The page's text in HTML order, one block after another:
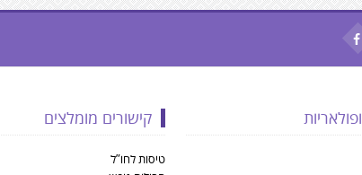
קישורים מומלצים
טיסות לחו”ל